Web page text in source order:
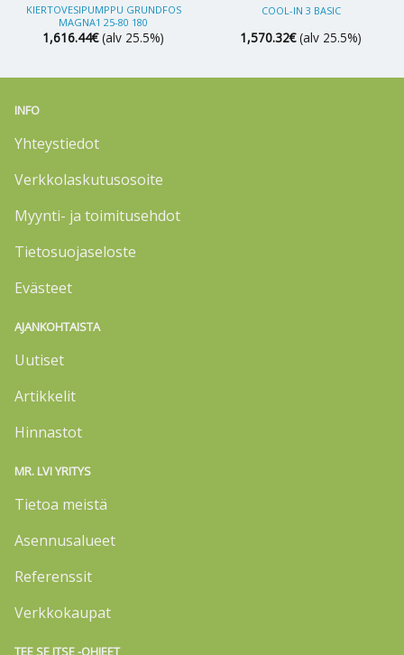
KIERTOVESIPUMPPU GRUNDFOS
MAGNA1 25-80 180
1,616.44€ (alv 25.5%)
COOL-IN 3 BASIC
1,570.32€ (alv 25.5%)
INFO
Yhteystiedot
Verkkolaskutusosoite
Myynti- ja toimitusehdot
Tietosuojaseloste
Evästeet
AJANKOHTAISTA
Uutiset
Artikkelit
Hinnastot
MR. LVI YRITYS
Tietoa meistä
Asennusalueet
Referenssit
Verkkokaupat
TEE SE ITSE -OHJEET